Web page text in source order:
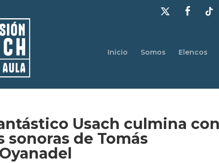
Inicio Somos Elencos
Usach culmina con
sonoras de Tomás